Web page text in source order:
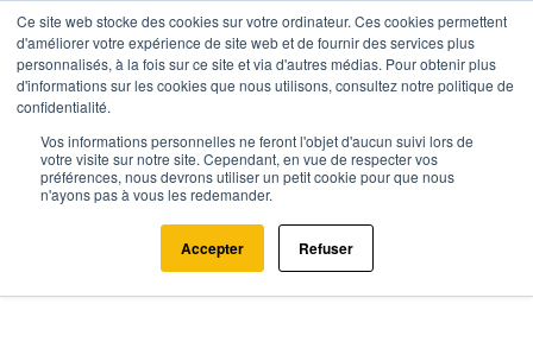
Ce site web stocke des cookies sur votre ordinateur. Ces cookies permettent
d'améliorer votre expérience de site web et de fournir des services plus
personnalisés, à la fois sur ce site et via d'autres médias. Pour obtenir plus
d'informations sur les cookies que nous utilisons, consultez notre politique de
confidentialité.
Vos informations personnelles ne feront l'objet d'aucun suivi lors de
votre visite sur notre site. Cependant, en vue de respecter vos
préférences, nous devrons utiliser un petit cookie pour que nous
n'ayons pas à vous les redemander.
Accepter Refuser
Agence.immo Prix immobilier Provence-Alpes-Côte d'Azur
Hautes-Alpes Saint-Crépin (05600)
Estimation immobilière à Saint-
Crépin : Prix m² 2026